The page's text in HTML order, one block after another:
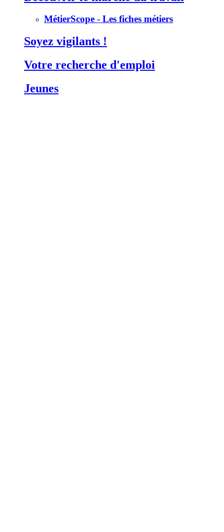
MétierScope - Les fiches métiers
Soyez vigilants !
Votre recherche d'emploi
Jeunes